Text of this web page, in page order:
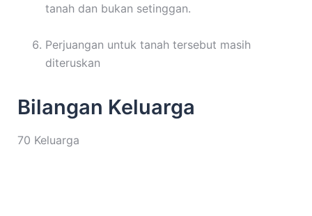
tanah dan bukan setinggan.
Perjuangan untuk tanah tersebut masih
diteruskan
Bilangan Keluarga
70 Keluarga